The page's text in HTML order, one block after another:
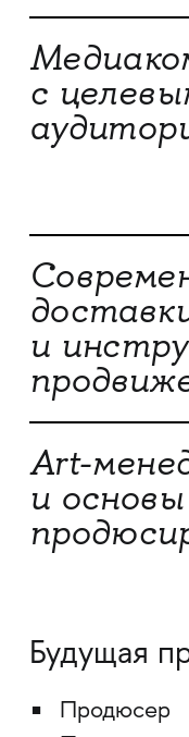
с
и
Art-
и основы
Будущая
Продюсер